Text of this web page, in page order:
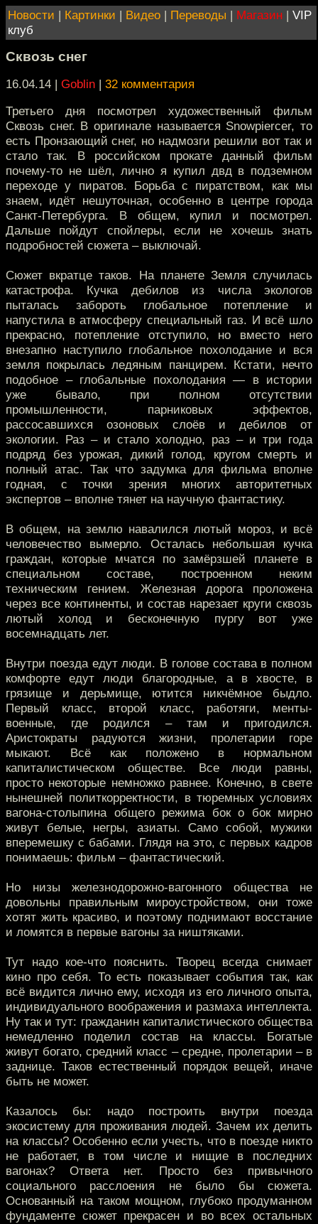
Новости | Картинки | Видео | Переводы | Магазин | VIP
клуб
Сквозь снег
16.04.14 | Goblin | 32 комментария
Третьего дня посмотрел художественный фильм
Сквозь снег. В оригинале называется Snowpiercer, то
есть Пронзающий снег, но надмозги решили вот так и
стало так. В российском прокате данный фильм
почему-то не шёл, лично я купил двд в подземном
переходе у пиратов. Борьба с пиратством, как мы
знаем, идёт нешуточная, особенно в центре города
Санкт-Петербурга. В общем, купил и посмотрел.
Дальше пойдут спойлеры, если не хочешь знать
подробностей сюжета – выключай.
Сюжет вкратце таков. На планете Земля случилась
катастрофа. Кучка дебилов из числа экологов
пыталась забороть глобальное потепление и
напустила в атмосферу специальный газ. И всё шло
прекрасно, потепление отступило, но вместо него
внезапно наступило глобальное похолодание и вся
земля покрылась ледяным панцирем. Кстати, нечто
подобное – глобальные похолодания — в истории
уже бывало, при полном отсутствии
промышленности, парниковых эффектов,
рассосавшихся озоновых слоёв и дебилов от
экологии. Раз – и стало холодно, раз – и три года
подряд без урожая, дикий голод, кругом смерть и
полный атас. Так что задумка для фильма вполне
годная, с точки зрения многих авторитетных
экспертов – вполне тянет на научную фантастику.
В общем, на землю навалился лютый мороз, и всё
человечество вымерло. Осталась небольшая кучка
граждан, которые мчатся по замёрзшей планете в
специальном составе, построенном неким
техническим гением. Железная дорога проложена
через все континенты, и состав нарезает круги сквозь
лютый холод и бесконечную пургу вот уже
восемнадцать лет.
Внутри поезда едут люди. В голове состава в полном
комфорте едут люди благородные, а в хвосте, в
грязище и дерьмище, ютится никчёмное быдло.
Первый класс, второй класс, работяги, менты-
военные, где родился – там и пригодился.
Аристократы радуются жизни, пролетарии горе
мыкают. Всё как положено в нормальном
капиталистическом обществе. Все люди равны,
просто некоторые немножко равнее. Конечно, в свете
нынешней политкорректности, в тюремных условиях
вагона-столыпина общего режима бок о бок мирно
живут белые, негры, азиаты. Само собой, мужики
вперемешку с бабами. Глядя на это, с первых кадров
понимаешь: фильм – фантастический.
Но низы железнодорожно-вагонного общества не
довольны правильным мироустройством, они тоже
хотят жить красиво, и поэтому поднимают восстание
и ломятся в первые вагоны за ништяками.
Тут надо кое-что пояснить. Творец всегда снимает
кино про себя. То есть показывает события так, как
всё видится лично ему, исходя из его личного опыта,
индивидуального воображения и размаха интеллекта.
Ну так и тут: гражданин капиталистического общества
немедленно поделил состав на классы. Богатые
живут богато, средний класс – средне, пролетарии – в
заднице. Таков естественный порядок вещей, иначе
быть не может.
Казалось бы: надо построить внутри поезда
экосистему для проживания людей. Зачем их делить
на классы? Особенно если учесть, что в поезде никто
не работает, в том числе и нищие в последних
вагонах? Ответа нет. Просто без привычного
социального расслоения не было бы сюжета.
Основанный на таком мощном, глубоко продуманном
фундаменте сюжет прекрасен и во всех остальных